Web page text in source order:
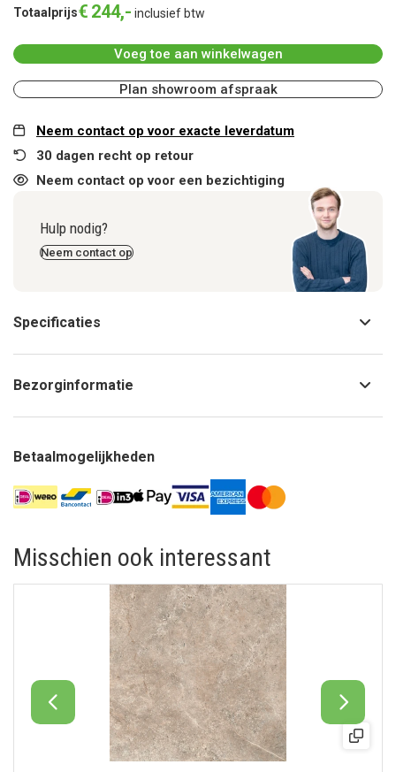
Totaalprijs€ 244,- inclusief btw
Voeg toe aan winkelwagen
Plan showroom afspraak
Neem contact op voor exacte leverdatum
30 dagen recht op retour
Neem contact op voor een bezichtiging
Hulp nodig?
Neem contact op
Specificaties
Bezorginformatie
Betaalmogelijkheden
Misschien ook interessant